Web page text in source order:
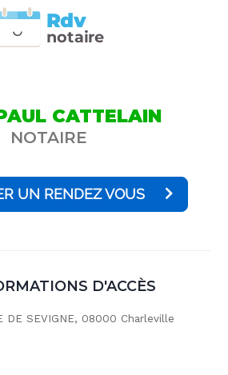
notaire
Rdv
CATTELAIN
NOTAIRE
UN RENDEZ VOUS
D'ACCÈS
DE SEVIGNE, 08000 Charleville